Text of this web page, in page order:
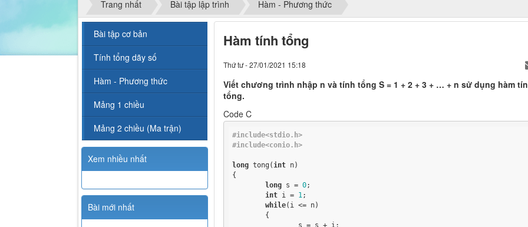
Trang nhất Bài tập lập trình Hàm - Phương thức
Hàm tính tổng
Thứ tư - 27/01/2021 15:18
Viết chương trình nhập n và tính tổng S = 1 + 2 + 3 + … + n sử dụng hàm
tổng.
Code C
#include<stdio.h>
#include<conio.h>
long tong( int n)
{
long s = 0;
int i = 1 ;
while(i <= n)
Bài tập cơ bản
Tính tổng dãy số
Hàm - Phương thức
Mảng 1 chiều
Mảng 2 chiều (Ma trận)
Xem nhiều nhất
Bài mới nhất